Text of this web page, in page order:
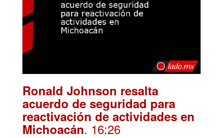
Ronald Johnson resalta
acuerdo de seguridad para
reactivación de actividades en
Michoacán. 16:26